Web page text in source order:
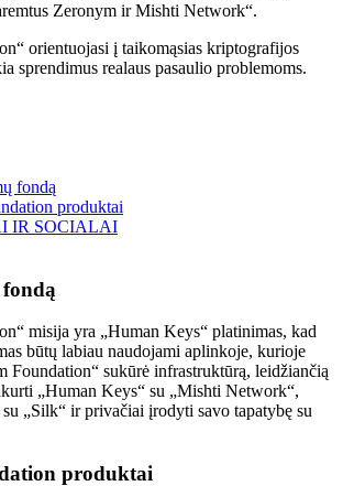
Zeronym ir Mishti Network“.
orientuojasi į taikomąsias kriptografijos
sprendimus realaus pasaulio problemoms.
fondą
produktai
IR SOCIALAI
misija yra „Human Keys“ platinimas, kad
būtų labiau naudojami aplinkoje, kurioje
Foundation“ sukūrė infrastruktūrą, leidžiančią
„Human Keys“ su „Mishti Network“,
„Silk“ ir privačiai įrodyti savo tapatybę su
produktai